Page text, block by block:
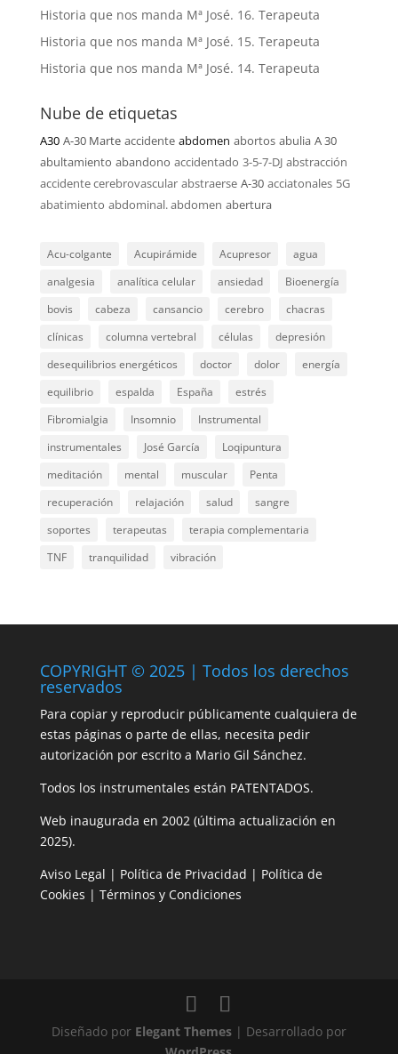
Historia que nos manda Mª José. 16. Terapeuta
Historia que nos manda Mª José. 15. Terapeuta
Historia que nos manda Mª José. 14. Terapeuta
Nube de etiquetas
A30 A-30 Marte accidente abdomen abortos abulia A 30
abultamiento abandono accidentado 3-5-7-DJ abstracción
accidente cerebrovascular abstraerse A-30 acciatonales 5G
abatimiento abdominal. abdomen abertura
Acu-colgante Acupirámide Acupresor
agua
analgesia
analítica celular ansiedad
Bioenergía
bovis
cabeza cansancio cerebro
chacras
clínicas
columna vertebral células
depresión
desequilibrios energéticos
doctor dolor
energía
equilibrio
espalda España
estrés
Fibromialgia
Insomnio
Instrumental
instrumentales
José García
Loqipuntura
meditación
mental muscular
Penta
recuperación
relajación salud
sangre
soportes
terapeutas
terapia complementaria
TNF
tranquilidad vibración
COPYRIGHT © 2025 | Todos los derechos
reservados
Para copiar y reproducir públicamente cualquiera de
estas páginas o parte de ellas, necesita pedir
autorización por escrito a Mario Gil Sánchez.
Todos los instrumentales están PATENTADOS.
Web inaugurada en 2002 (última actualización en
2025).
Aviso Legal | Política de Privacidad | Política de
Cookies | Términos y Condiciones
Diseñado por Elegant Themes| Desarrollado por